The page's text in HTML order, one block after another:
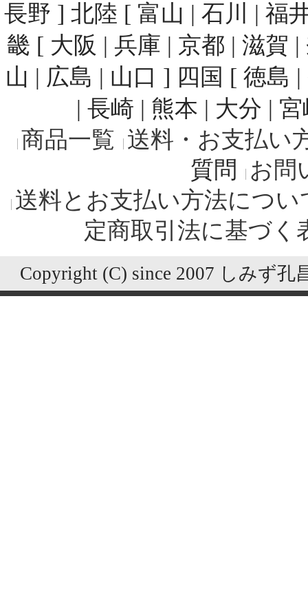
長野 ] 北陸 [ 富山 | 石川 | 福
畿 [ 大阪 | 兵庫 | 京都 | 滋賀
山 | 広島 | 山口 ] 四国 [ 徳島
| 長崎 | 熊本 | 大分 |
商品一覧 送料・お支払い
質問
お問
送料とお支払い方法につい
定商取引法に基づく
Copyright (C) since 2007 しみず